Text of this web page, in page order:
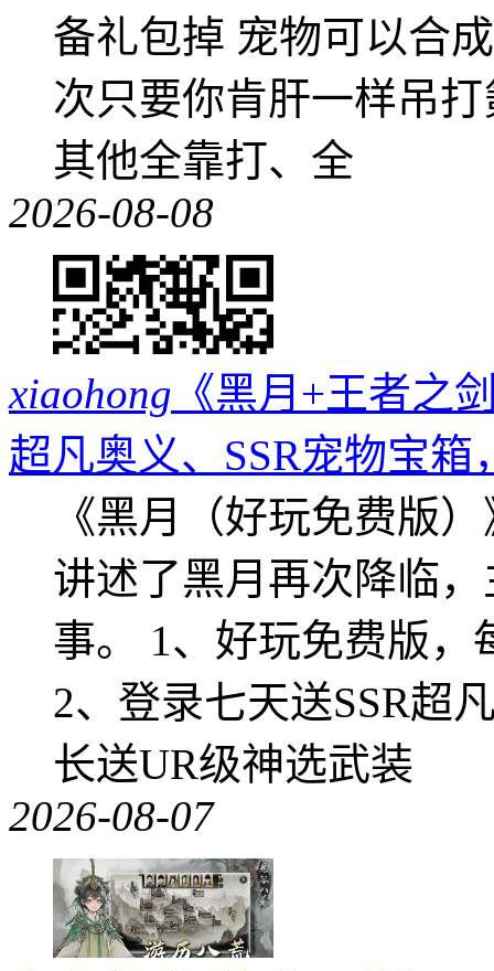
备礼包掉 宠物可以合
次只要你肯肝一样吊
其他全靠打、全
2026-08-08
xiaohong 《黑月+王者之
超凡奥义、SSR宠物宝箱
《黑月（好玩免费版
讲述了黑月再次降临
事。 1、好玩免费版，
2、登录七天送SSR超
长送UR级神选武装
2026-08-07